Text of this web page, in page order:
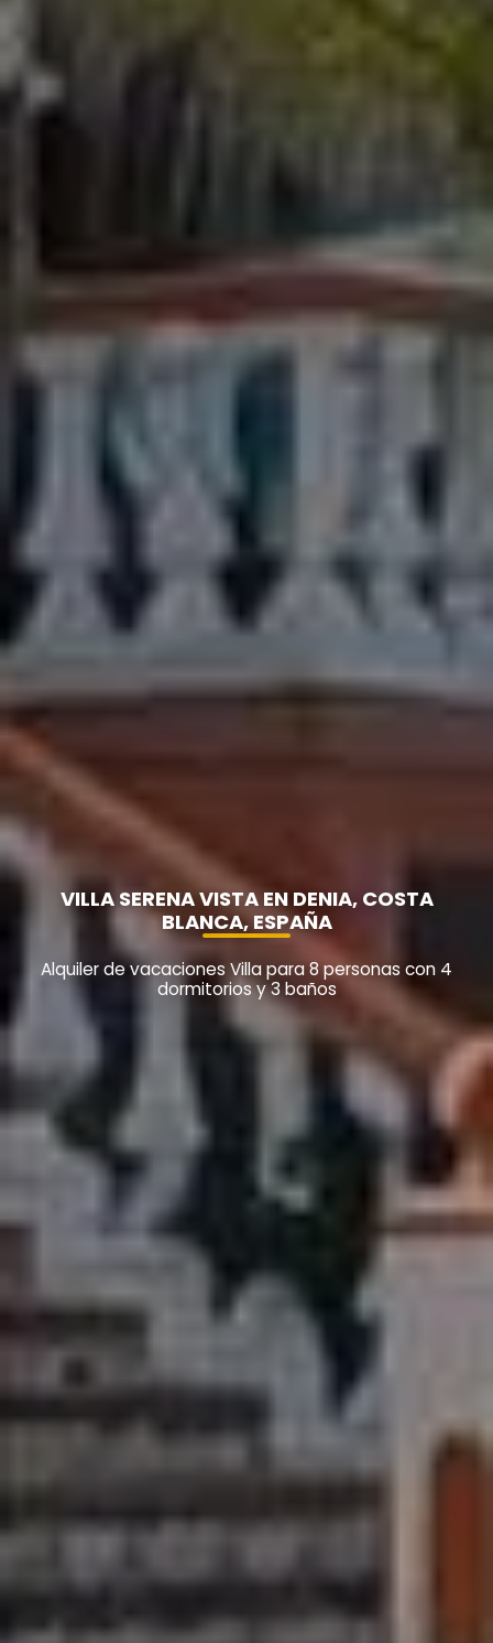
VILLA SERENA VISTA EN DENIA, COSTA
BLANCA, ESPAÑA
Alquiler de vacaciones Villa para 8 personas con 4
dormitorios y 3 baños